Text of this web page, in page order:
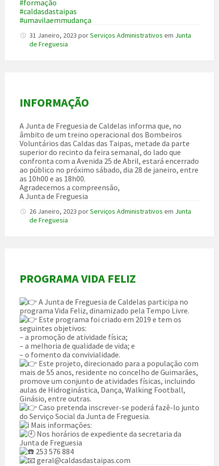
#formação
#caldasdastaipas
#umavilaemmudança
31 Janeiro, 2023 porServiços Administrativos em Junta
de Freguesia
INFORMAÇÃO
A Junta de Freguesia de Caldelas informa que, no
âmbito de um treino operacional dos Bombeiros
Voluntários das Caldas das Taipas, metade da parte
superior do recinto da feira semanal, do lado que
confronta com a Avenida 25 de Abril, estará encerrado
ao público no próximo sábado, dia 28 de janeiro, entre
as 10h00 e as 18h00.
Agradecemos a compreensão,
A Junta de Freguesia
26 Janeiro, 2023 porServiços Administrativos em Junta
de Freguesia
PROGRAMA VIDA FELIZ
A Junta de Freguesia de Caldelas participa no
programa Vida Feliz, dinamizado pela Tempo Livre.
Este programa foi criado em 2019 e tem os
seguintes objetivos:
– a promoção de atividade física;
– a melhoria de qualidade de vida; e
– o fomento da convivialidade.
Este projeto, direcionado para a população com
mais de 55 anos, residente no concelho de Guimarães,
promove um conjunto de atividades físicas, incluindo
aulas de Hidroginástica, Dança, Walking Football,
Ginásio, entre outras.
Caso pretenda inscrever-se poderá fazê-lo junto
do Serviço Social da Junta de Freguesia.
Mais informações:
Nos horários de expediente da secretaria da
Junta de Freguesia
253 576 884
geral@caldasdastaipas.com